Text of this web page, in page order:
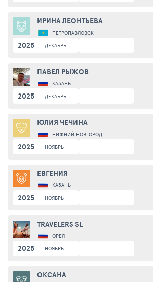
ИРИНА ЛЕОНТЬЕВА
ПЕТРОПАВЛОВСК
2025 ДЕКАБРЬ
ПАВЕЛ РЫЖОВ
КАЗАНЬ
2025 ДЕКАБРЬ
ЮЛИЯ ЧЕЧИНА
НИЖНИЙ НОВГОРОД
2025 НОЯБРЬ
ЕВГЕНИЯ
КАЗАНЬ
2025 НОЯБРЬ
TRAVELERS SL
ОРЕЛ
2025 НОЯБРЬ
ОКСАНА